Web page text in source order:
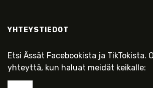
YHTEYSTIEDOT
Etsi Ässät Facebookista ja TikTokista.
yhteyttä, kun haluat meidät keikalle: